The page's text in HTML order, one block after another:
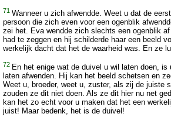
71 Wanneer u zich afwendde. Weet u dat de
persoon die zich even voor een ogenblik
zei het. Eva wendde zich slechts een ogenblik
had te zeggen en hij schilderde haar een beeld
werkelijk dacht dat het de waarheid was. En ze
72 En het enige wat de duivel u wil laten doen,
laten afwenden. Hij kan het beeld schetsen en
Weet u, broeder, weet u, zuster, als zij de juiste
zouden ze dit niet doen. Als ze dit hier nu net
kan het zo echt voor u maken dat het een
juist! Maar bedenk, het is de duivel!